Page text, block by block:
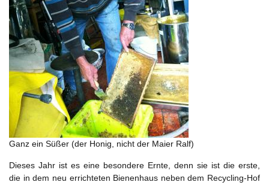
Ganz ein Süßer (der Honig, nicht der Maier Ralf)
Dieses Jahr ist es eine besondere Ernte, denn sie ist die erste,
die in dem neu errichteten Bienenhaus neben dem Recycling-Hof